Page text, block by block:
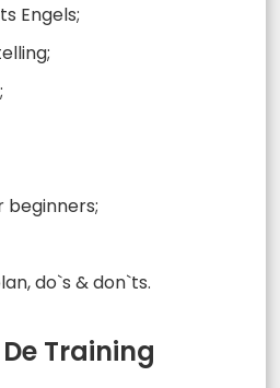
Engels;
do`s & don`ts.
Training